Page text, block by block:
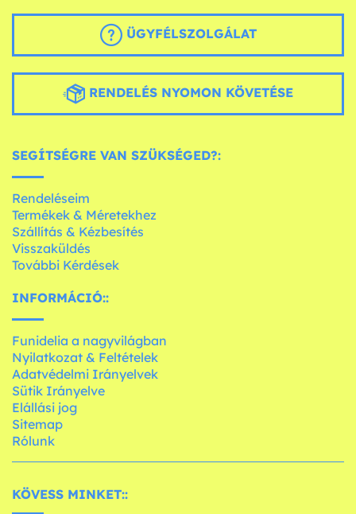
ÜGYFÉLSZOLGÁLAT
RENDELÉS NYOMON KÖVETÉSE
SEGÍTSÉGRE VAN SZÜKSÉGED?:
Rendeléseim
Termékek & Méretekhez
Szállítás & Kézbesítés
Visszaküldés
További Kérdések
INFORMÁCIÓ::
Funidelia a nagyvilágban
Nyilatkozat & Feltételek
Adatvédelmi Irányelvek
Sütik Irányelve
Elállási jog
Sitemap
Rólunk
KÖVESS MINKET::